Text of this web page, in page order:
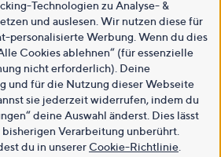
Technologien zu Analyse- &
und auslesen. Wir nutzen diese für
personalisierte Werbung. Wenn du dies
Cookies ablehnen“ (für essenzielle
nicht erforderlich). Deine
und für die Nutzung dieser Webseite
sie jederzeit widerrufen, indem du
deine Auswahl änderst. Dies lässt
Verarbeitung unberührt.
du in unsererCookie-Richtlinie